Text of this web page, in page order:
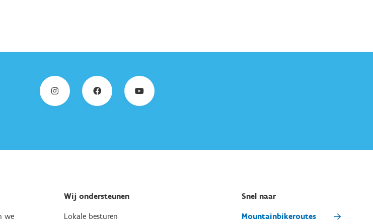
we
Wij ondersteunen
Lokale besturen
Snel naar
Mountainbikeroutes